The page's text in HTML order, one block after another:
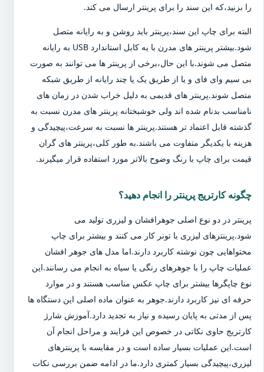
را بزنید،که این سند را برای پرینتر ارسال می کند.
البته برای چاپ این سند،پرینتر باید روشن و به رایانه متصل
شود.بیشتر پرینتر های مدرن با یه کابل استاندارد USB به رایانه
متصل می شوند.با این حال،برخی از پرینتر ها می توانند به صورت
بی سیم وای فای و یا از طریق یک یا چند رایانه از طریق شبکه
متصل شوند.پرینتر های قدیمی به دلیل خراب شدن در زمان های
نامناسب بدنام شده اند ولی خوشبختانه پرینتر های مدرن نسبت به
گذشته قابل اعتماد تر هستند.پرینتر ها نسبت به سرعت،پیچیدگی و
هزینه با یکدیگر متفاوت می باشند.به طور کلی،پرینتر های گران
قیمت برای چاپ با رنگ وضوح بالاتر مورد استفاده قرار میگیرند.
چگونه کارتریج پرینتر را انجام دهید؟
پرینتر در دو نوع اصلی جوهرافشان و لیزری تولید می
شود.پرینترهای لیزری با تونر کار می کنند و بیشتر برای چاپ
محتواهایی چون نوشته کاربرد دارند.اما مدل های جوهر افشان
عملیات چاپ را با جوهرهای رنگی یا سیاه به انجام می رسانند.این
نوع چاپگرها بیشتر برای چاپ عکس مناسب هستند و در موارد
حرفه ای نیز کاربرد دارند.جوهر به عنوان ماده اصلی این دستگاه ها
پس از مدتی به پایان رسیده و نیاز به تجدید دارد.آموزش شارژ
کارتریج حاوی نکاتی در خصوص این فرایند و مراحل انجام آن
است.این عملیات بسیار ساده است و در مقایسه با پرینترهای
لیزری،پیچیدگی بسیار کمتری دارد.ما در ادامه ضمن بررسی نکات